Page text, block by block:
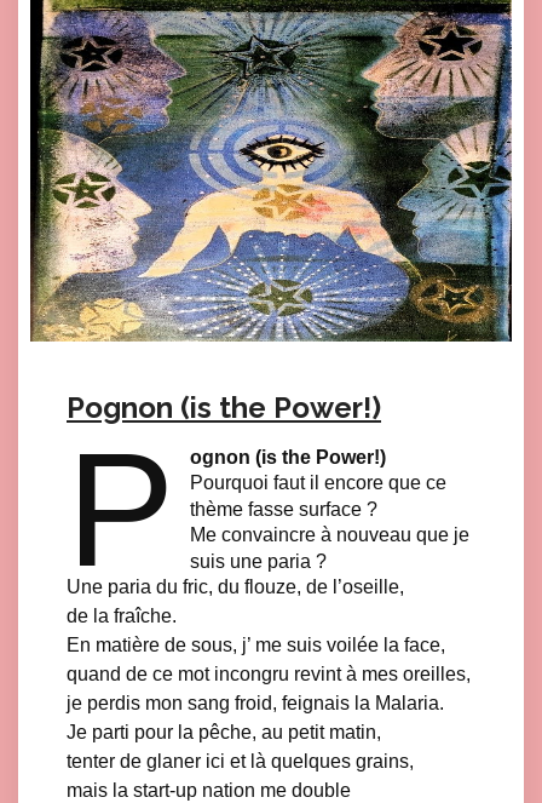
Pognon (is the Power!)
P
ognon (is the Power!)
Pourquoi faut il encore que ce
thème fasse surface ?
Me convaincre à nouveau que je
suis une paria ?
Une paria du fric, du flouze, de l’oseille,
de la fraîche.
En matière de sous, j’ me suis voilée la face,
quand de ce mot incongru revint à mes oreilles,
je perdis mon sang froid, feignais la Malaria.
Je parti pour la pêche, au petit matin,
tenter de glaner ici et là quelques grains,
mais la start-up nation me double